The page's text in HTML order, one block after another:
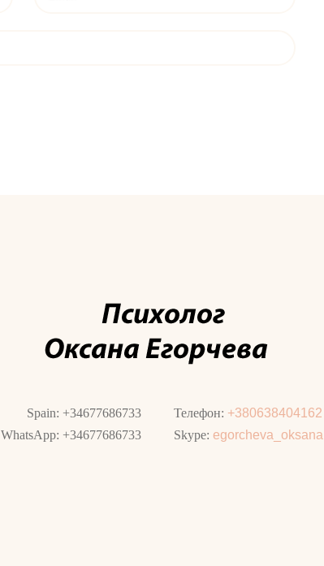
Телефон: +380638404162
Skype: egorcheva_oksana
Spain: +34677686733
WhatsApp: +34677686733